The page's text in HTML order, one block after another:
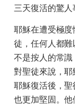
三天復活的驚人
耶穌在遭受極
徒，任何人都
不是按人的常識
對聖徒來說，耶
耶穌復活後，
也更加堅固。